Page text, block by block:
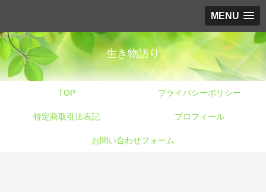
MENU
生き物語り
TOP プライバシーポリシー
特定商取引法表記 プロフィール
お問い合わせフォーム